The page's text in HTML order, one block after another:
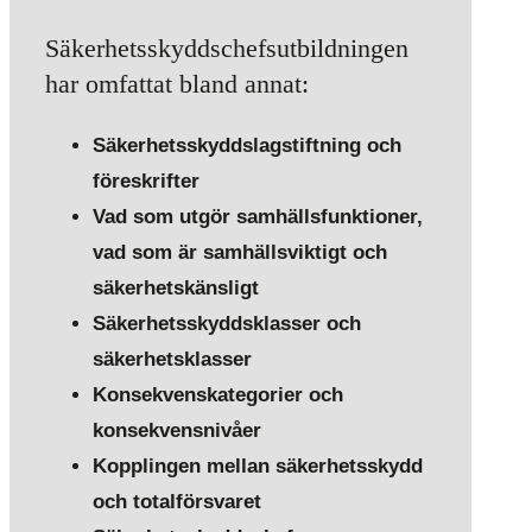
Säkerhetsskyddschefsutbildningen
har omfattat bland annat:
Säkerhetsskyddslagstiftning och
föreskrifter
Vad som utgör samhällsfunktioner,
vad som är samhällsviktigt och
säkerhetskänsligt
Säkerhetsskyddsklasser och
säkerhetsklasser
Konsekvenskategorier och
konsekvensnivåer
Kopplingen mellan säkerhetsskydd
och totalförsvaret